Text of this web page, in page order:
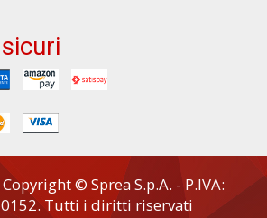
© Sprea S.p.A. - P.IVA:
Tutti i diritti riservati